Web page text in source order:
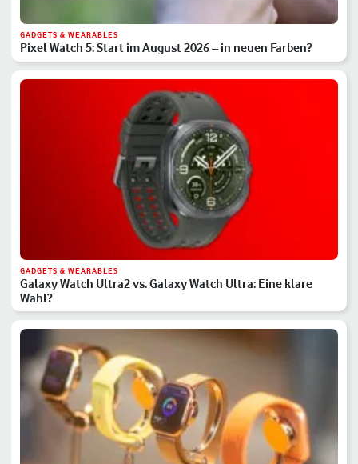
GADGETS & WEARABLES
Pixel Watch 5: Start im August 2026 – in neuen Farben?
GADGETS & WEARABLES
Galaxy Watch Ultra2 vs. Galaxy Watch Ultra: Eine klare
Wahl?